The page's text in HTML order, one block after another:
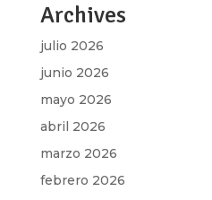
Archives
julio 2026
junio 2026
mayo 2026
abril 2026
marzo 2026
febrero 2026